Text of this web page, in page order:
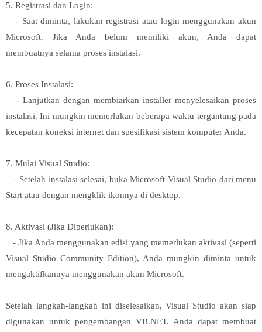
5. Registrasi dan Login:
- Saat diminta, lakukan registrasi atau login menggunakan akun
Microsoft. Jika Anda belum memiliki akun, Anda dapat
membuatnya selama proses instalasi.
6. Proses Instalasi:
- Lanjutkan dengan membiarkan installer menyelesaikan proses
instalasi. Ini mungkin memerlukan beberapa waktu tergantung pada
kecepatan koneksi internet dan spesifikasi sistem komputer Anda.
7. Mulai Visual Studio:
- Setelah instalasi selesai, buka Microsoft Visual Studio dari menu
Start atau dengan mengklik ikonnya di desktop.
8. Aktivasi (Jika Diperlukan):
- Jika Anda menggunakan edisi yang memerlukan aktivasi (seperti
Visual Studio Community Edition), Anda mungkin diminta untuk
mengaktifkannya menggunakan akun Microsoft.
Setelah langkah-langkah ini diselesaikan, Visual Studio akan siap
digunakan untuk pengembangan VB.NET. Anda dapat membuat